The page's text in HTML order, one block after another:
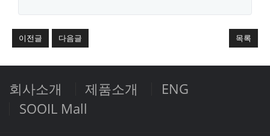
이전글 다음글 목록
회사소개 제품소개
ENG
SOOIL Mall